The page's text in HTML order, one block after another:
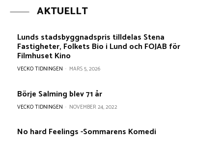
AKTUELLT
Lunds stadsbyggnadspris tilldelas Stena
Fastigheter, Folkets Bio i Lund och FOJAB för
Filmhuset Kino
VECKO TIDNINGEN - MARS 5, 2026
Börje Salming blev 71 år
VECKO TIDNINGEN - NOVEMBER 24, 2022
No hard Feelings -Sommarens Komedi